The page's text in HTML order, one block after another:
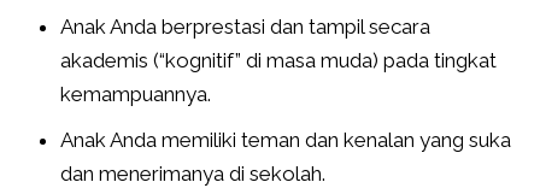
Anak Anda berprestasi dan tampil secara
akademis (“kognitif” di masa muda) pada tingkat
kemampuannya.
Anak Anda memiliki teman dan kenalan yang suka
dan menerimanya di sekolah.